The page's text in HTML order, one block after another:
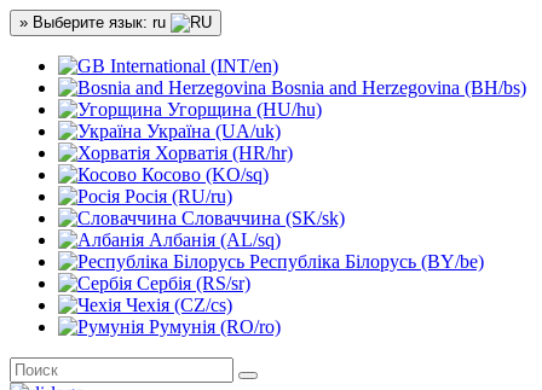
» Выберите язык: ru
International (INT/en)
Bosnia and Herzegovina (BH/bs)
Угорщина (HU/hu)
Україна (UA/uk)
Хорватія (HR/hr)
Косово (KO/sq)
Росія (RU/ru)
Словаччина (SK/sk)
Албанія (AL/sq)
Республіка Білорусь (BY/be)
Сербія (RS/sr)
Чехія (CZ/cs)
Румунія (RO/ro)